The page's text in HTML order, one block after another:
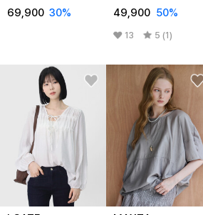
69,900 30% 49,900 50%
13 5 (1)